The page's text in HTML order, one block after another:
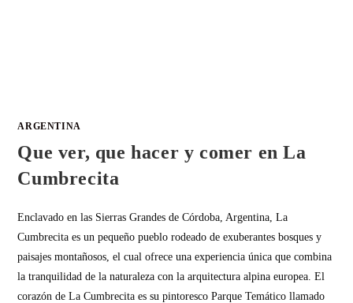
ARGENTINA
Que ver, que hacer y comer en La
Cumbrecita
Enclavado en las Sierras Grandes de Córdoba, Argentina, La
Cumbrecita es un pequeño pueblo rodeado de exuberantes bosques y
paisajes montañosos, el cual ofrece una experiencia única que combina
la tranquilidad de la naturaleza con la arquitectura alpina europea. El
corazón de La Cumbrecita es su pintoresco Parque Temático llamado